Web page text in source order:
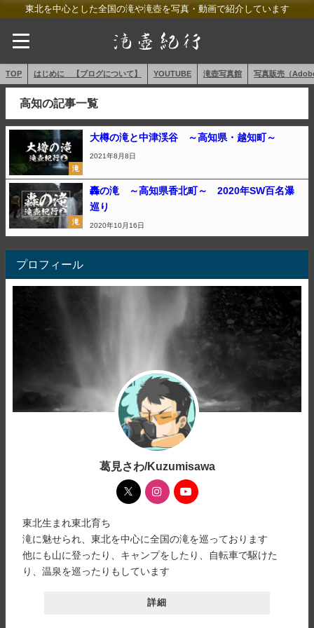
東北を中心とした全国の滝や滝壺を写真・動画で紹介しています
TOP はじめに 【ブログについて】 YOUTUBE 滝壺写真館 写真販売（
高知の記事一覧
滝
大樽の滝と中津渓谷 ～高知県・越知町～
2021年8月8日
滝
轟の滝 ～高知県香北町～ 2020年SW百名瀑
巡り
2020年10月16日
プロフィール
葛見さわ/Kuzumisawa
東北生まれ東北育ち
滝に魅せられ、東北を中心に全国の滝を巡っております
他にも山に登ったり、キャンプをしたり、自転車で駆けた
り、温泉を巡ったりもしています
詳細